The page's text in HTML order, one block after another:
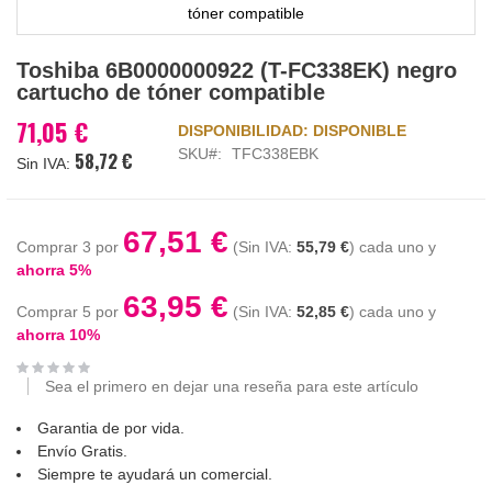
tóner compatible
al
comienzo
la
galería
Toshiba 6B0000000922 (T-FC338EK) negro
cartucho de tóner compatible
71,05 €
58,72 €
DISPONIBILIDAD: DISPONIBLE
SKU
TFC338EBK
Comprar 3 por 67,51 € 55,79 € cada uno y
ahorra 5%
Comprar 5 por 63,95 € 52,85 € cada uno y
ahorra 10%
Sea el primero en dejar una reseña para este artículo
Garantia de por vida.
Envío Gratis.
Siempre te ayudará un comercial.